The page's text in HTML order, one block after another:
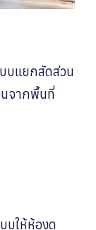
บแยกสัดส่วน
นจากพื้นที่
บให้ห้องดู